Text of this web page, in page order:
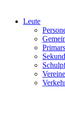
Leute
Vereine